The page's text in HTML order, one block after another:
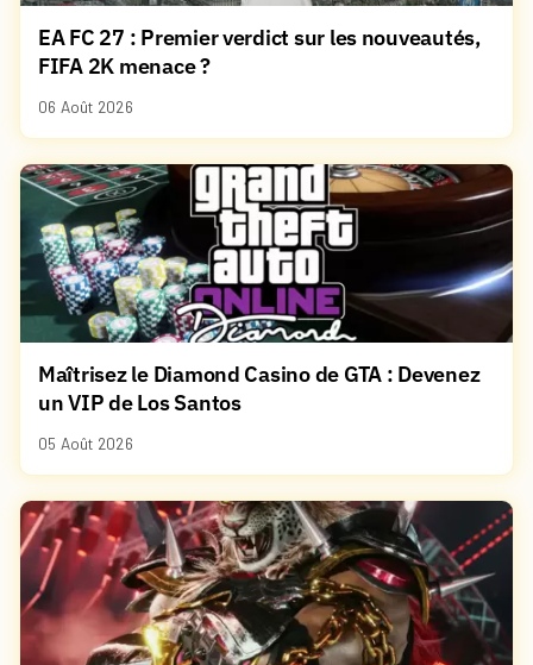
EA FC 27 : Premier verdict sur les nouveautés,
FIFA 2K menace ?
06 Août 2026
Maîtrisez le Diamond Casino de GTA : Devenez
un VIP de Los Santos
05 Août 2026